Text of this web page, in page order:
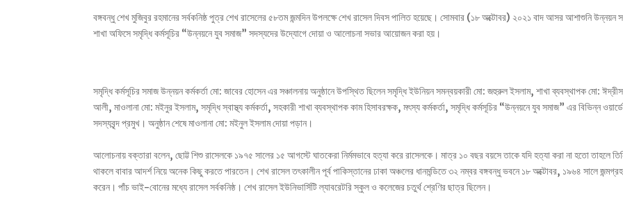
বঙ্গবন্ধু শেখ মুজিবুর রহমানের সর্বকনিষ্ঠ পুত্র শেখ রাসেলের ৫৮তম জন্মদিন উপলক্ষে শেখ রাসেল দিবস পালিত হয়েছে। সোমবার (১৮ অক্টোবর) ২০২১ বাদ আসর আশাশুনি উন্নয়ন
শাখা অফিসে সমৃদ্ধি কর্মসূচির “উন্নয়নে যুব সমাজ” সদস্যদের উদ্যোগে দোয়া ও আলোচনা সভার আয়োজন করা হয়।
সমৃদ্ধি কর্মসূচির সমাজ উন্নয়ন কর্মকর্তা মো: জাবের হোসেন এর সঞ্চালনায় অনুষ্ঠানে উপস্থিত ছিলেন সমৃদ্ধি ইউনিয়ন সমন্বয়কারী মো: জহুরুল ইসলাম, শাখা ব্যবস্থাপক মো: ঈদ্রীস
আলী, মাওলানা মো: মইনুর ইসলাম, সমৃদ্ধি স্বাস্থ্য কর্মকর্তা, সহকারী শাখা ব্যবস্থাপক কাম হিসাবরক্ষক, মৎস্য কর্মকর্তা, সমৃদ্ধি কর্মসূচির “উন্নয়নে যুব সমাজ” এর বিভিন্ন
সদস্যবৃন্দ প্রমুখ। অনুষ্ঠান শেষে মাওলানা মো: মইনুল ইসলাম দোয়া পড়ান।
আলোচনায় বক্তারা বলেন, ছোট্ট শিশু রাসেলকে ১৯৭৫ সালের ১৫ আগস্টে ঘাতকেরা নির্মমভাবে হত্যা করে রাসেলকে। মাত্র ১০ বছর বয়সে তাকে যদি হত্যা করা না হতো তাহলে
থাকলে বাবার আদর্শ নিয়ে অনেক কিছু করতে পারতেন। শেখ রাসেল তৎকালীন পূর্ব পাকিস্তানের ঢাকা অঞ্চলের ধানমন্ডিতে ৩২ নম্বর বঙ্গবন্ধু ভবনে ১৮ অক্টোবর, ১৯৬৪ সালে
করেন। পাঁচ ভাই-বোনের মধ্যে রাসেল সর্বকনিষ্ঠ। শেখ রাসেল ইউনিভার্সিটি ল্যাবরেটরি স্কুল ও কলেজের চতুর্থ শ্রেণির ছাত্র ছিলেন।